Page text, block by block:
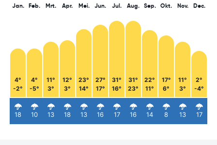
Jan.
4°
-2°
18
Feb.
4°
-5°
10
Mrt.
11°
3°
13
Apr.
12°
3°
18
Mei.
23°
14°
13
Jun.
27°
17°
16
Jul.
31°
16°
17
Aug.
31°
23°
16
Sep.
22°
11°
14
Okt.
17°
6°
8
Nov.
11°
3°
13
Dec.
2°
-4°
17